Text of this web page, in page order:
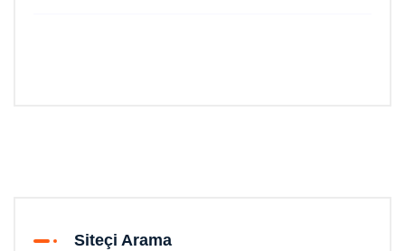
Siteçi Arama